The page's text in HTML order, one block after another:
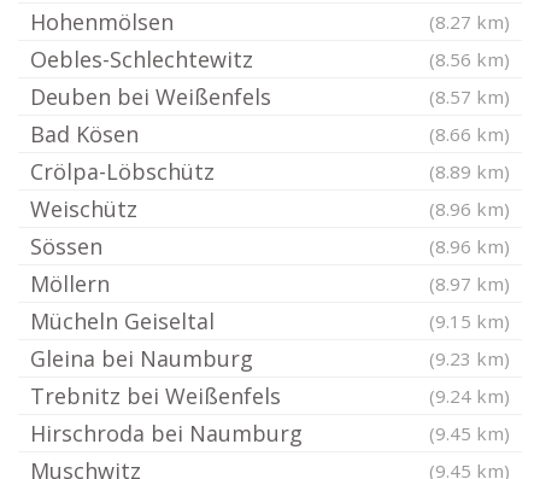
Hohenmölsen (8.27 km)
Oebles-Schlechtewitz (8.56 km)
Deuben bei Weißenfels (8.57 km)
Bad Kösen (8.66 km)
Crölpa-Löbschütz (8.89 km)
Weischütz (8.96 km)
Sössen (8.96 km)
Möllern (8.97 km)
Mücheln Geiseltal (9.15 km)
Gleina bei Naumburg (9.23 km)
Trebnitz bei Weißenfels (9.24 km)
Hirschroda bei Naumburg (9.45 km)
Muschwitz (9.45 km)